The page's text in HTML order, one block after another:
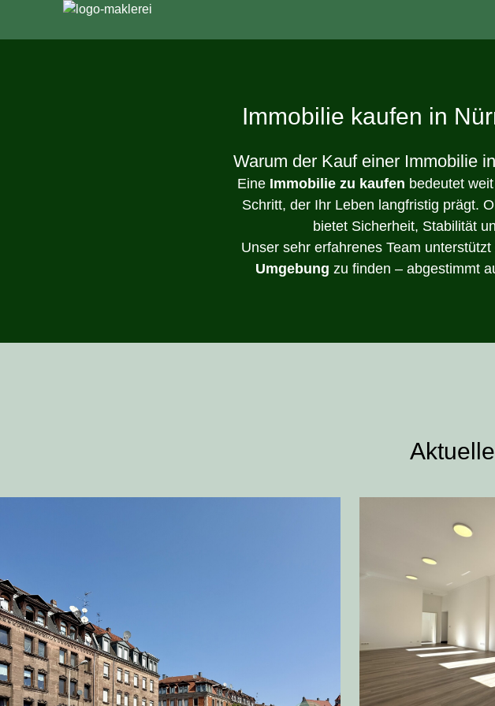
Immobilie kaufen in
Warum der Kauf einer Immobilie
Eine Immobilie zu kaufen bedeutet
Schritt, der Ihr Leben langfristig prägt.
bietet Sicherheit, Stabilität
Unser sehr erfahrenes Team
Umgebung zu finden – abgestimmt